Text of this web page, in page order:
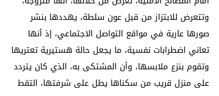
وتتعرض للابتزاز من قبل عون سلطة، يهددها بنشر
صورها عارية في مواقع التواصل الاجتماعي، إذ أنها
تعاني اضطرابات نفسية، ما يجعل حالة هستيرية تعتريها
وتقوم بنزع ملابسها، وأن المشتكى به، الذي كان يتردد
على منزل قريب من سكناها يطل على شرفتها، التقط